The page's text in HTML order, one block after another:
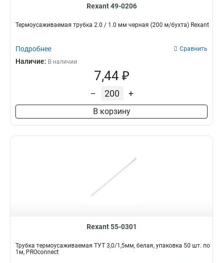
Rexant 49-0206
Термоусаживаемая трубка 2.0 / 1.0 мм черная (200 м/бухта) Rexant
Подробнее Сравнить
Наличие: В наличии
7,44 ₽
– +
В корзину
Rexant 55-0301
Трубка термоусаживаемая ТУТ 3,0/1,5мм, белая, упаковка 50 шт. по
1м, PROconnect